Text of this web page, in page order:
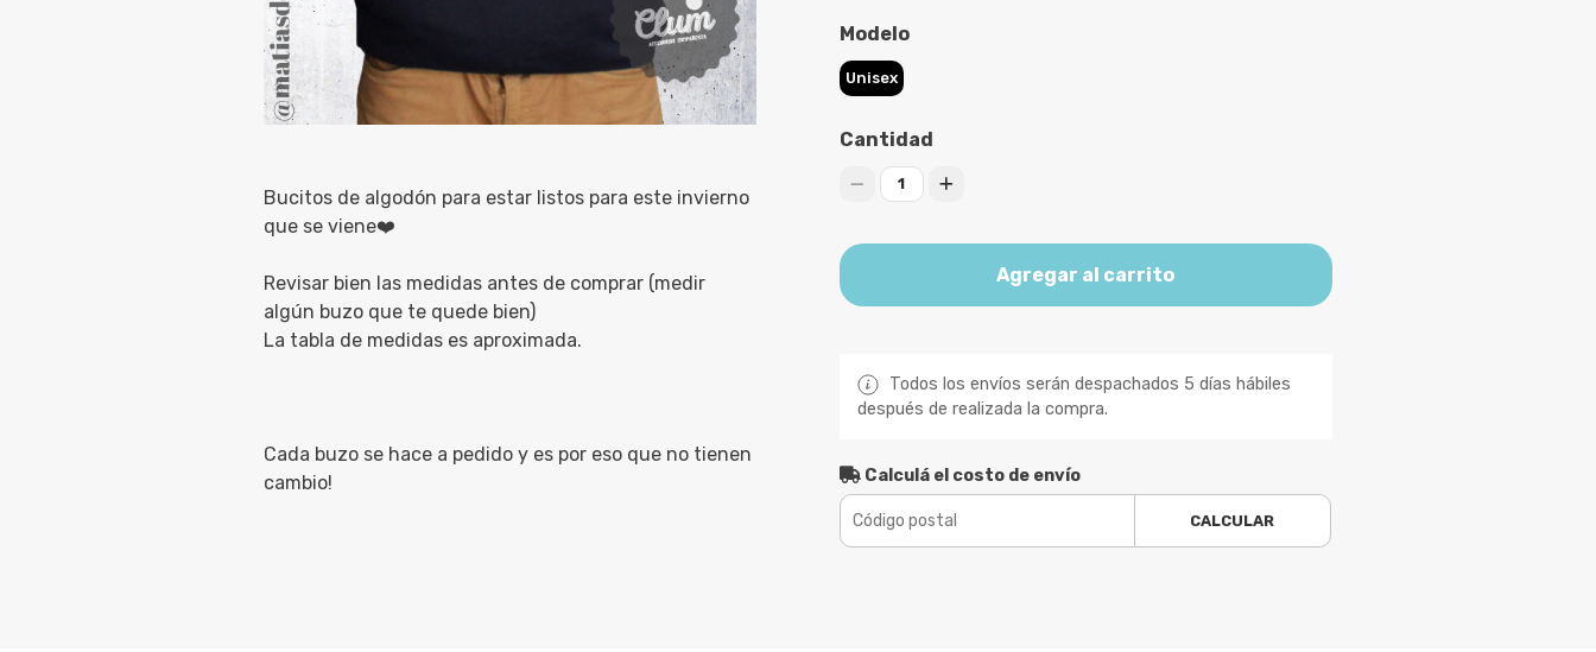
Bucitos de algodón para estar listos para este invierno
que se viene❤️
Revisar bien las medidas antes de comprar (medir
algún buzo que te quede bien)
La tabla de medidas es aproximada.
Cada buzo se hace a pedido y es por eso que no tienen
cambio!
Modelo
Unisex
Cantidad
1
Agregar al carrito
Todos los envíos serán despachados 5 días hábiles
después de realizada la compra.
Calculá el costo de envío
CALCULAR